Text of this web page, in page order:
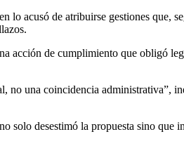
acusó de atribuirse gestiones que,
acción de cumplimiento que obligó
no una coincidencia administrativa”,
solo desestimó la propuesta sino que